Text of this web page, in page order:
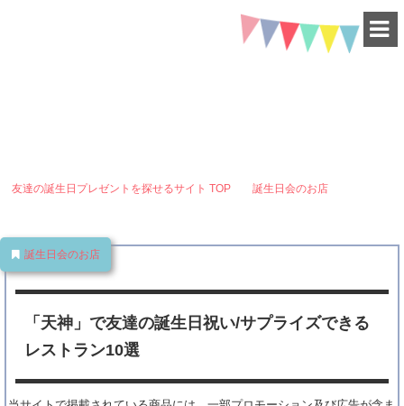
友達の誕生日プレゼントを探せるサイト TOP 誕生日会のお店
誕生日会のお店
「天神」で友達の誕生日祝い/サプライズできる
レストラン10選